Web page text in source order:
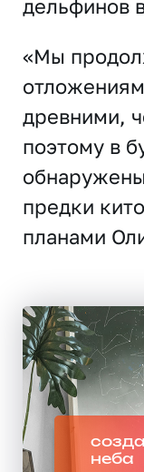
дельфинов
«Мы
древними,
поэтому в
предки
планами
неба